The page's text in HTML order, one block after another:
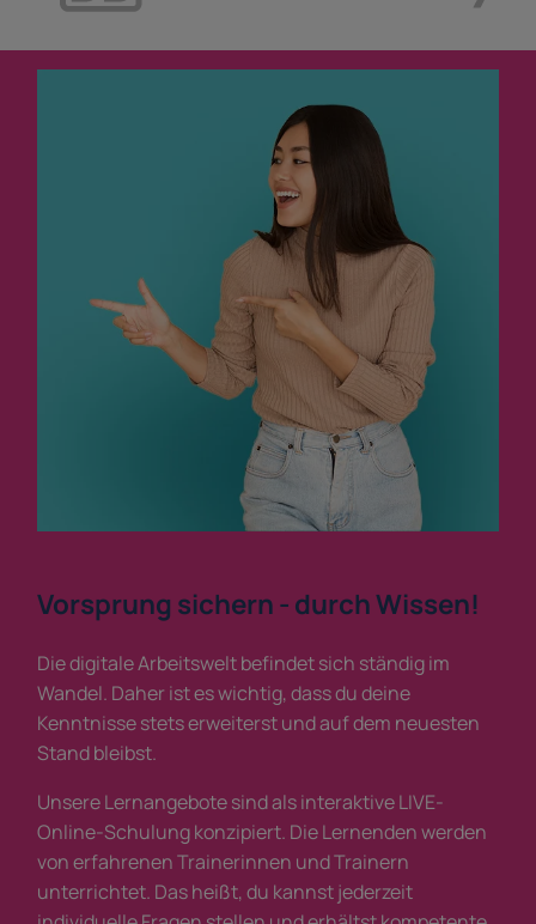
Vorsprung sichern - durch Wissen!
Die digitale Arbeitswelt befindet sich ständig im
Wandel. Daher ist es wichtig, dass du deine
Kenntnisse stets erweiterst und auf dem neuesten
Stand bleibst.
Unsere Lernangebote sind als interaktive LIVE-
Online-Schulung konzipiert. Die Lernenden werden
von erfahrenen Trainerinnen und Trainern
unterrichtet. Das heißt, du kannst jederzeit